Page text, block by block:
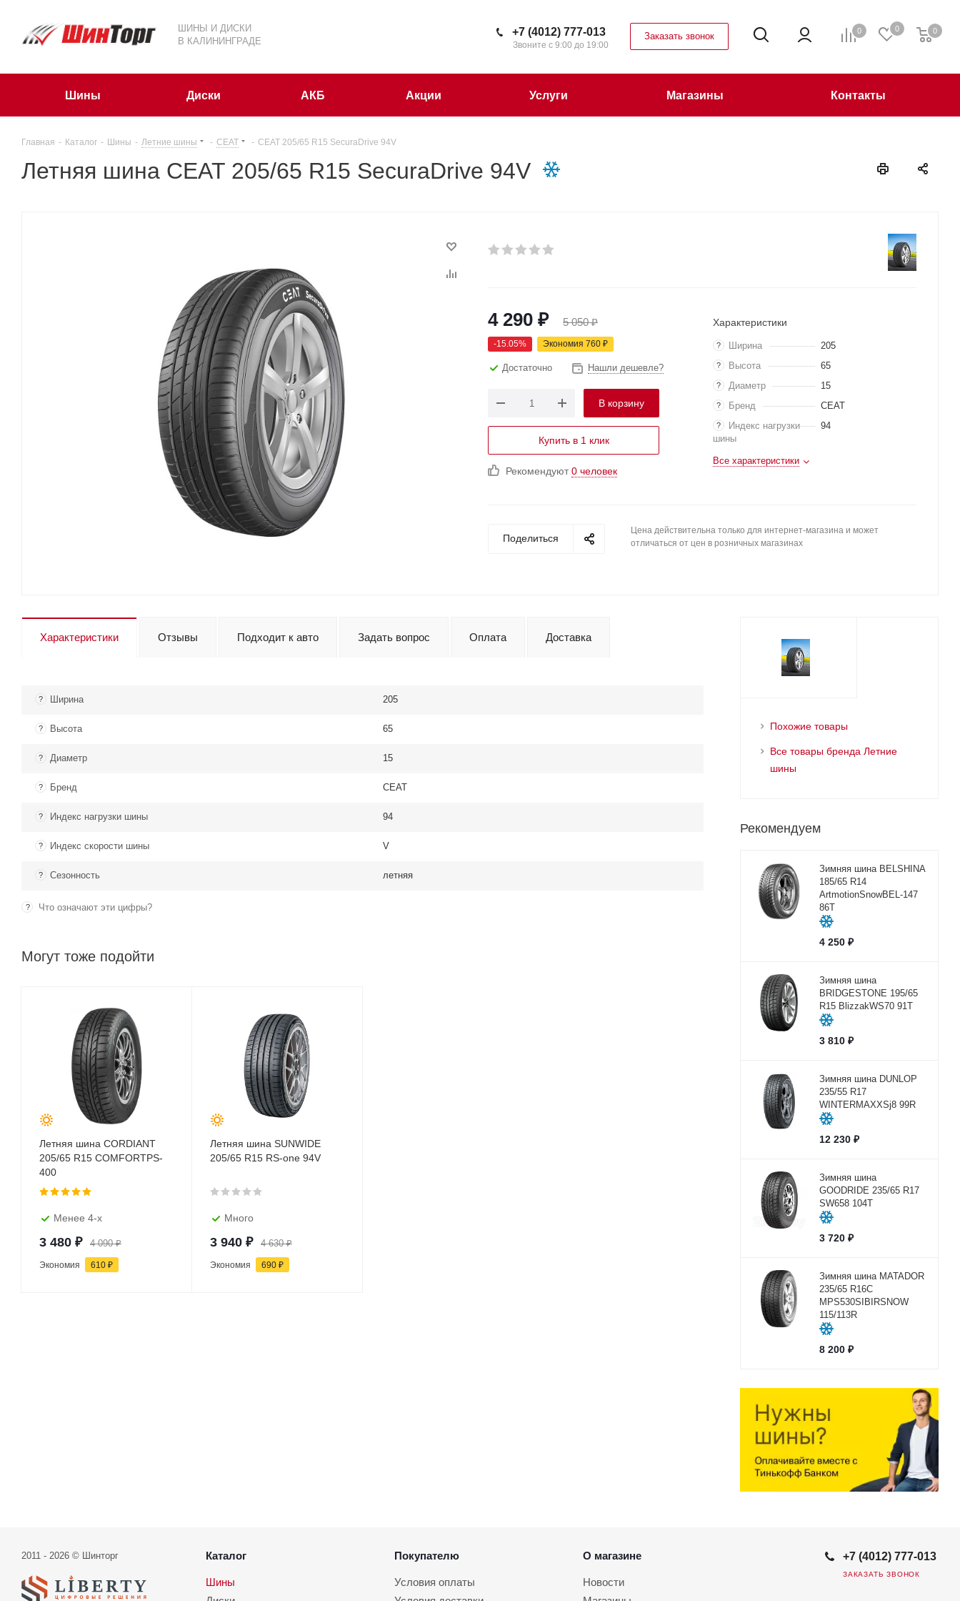
ШИНЫ И ДИСКИ
В КАЛИНИНГРАДЕ
0 0 0
+7 (4012) 777-013
Звоните с 9:00 до 19:00
Заказать звонок
Шины Диски АКБ Акции Услуги Магазины Контакты
Главная - Каталог - Шины - Летние шины - CEAT - CEAT 205/65 R15 SecuraDrive 94V
Летняя шина CEAT 205/65 R15 SecuraDrive 94V
4 290 ₽ 5 050₽
-15.05% Экономия 760 ₽
Достаточно Нашли дешевле?
В корзину
Купить в 1 клик
Рекомендуют0 человек
Характеристики
? Ширина 205
? Высота 65
? Диаметр 15
? Бренд CEAT
?
Индекс нагрузки
шины
94
Все характеристики
Поделиться
Цена действительна только для интернет-магазина и может
отличаться от цен в розничных магазинах
Характеристики Отзывы Подходит к авто Задать вопрос Оплата Доставка
? Ширина 205
? Высота 65
? Диаметр 15
? Бренд CEAT
? Индекс нагрузки шины 94
? Индекс скорости шины V
? Сезонность летняя
? Что означают эти цифры?
Могут тоже подойти
Летняя шина CORDIANT
205/65 R15 COMFORTPS-
400
Менее 4-х
3 480 ₽ 4 090₽
Экономия 610 ₽
Летняя шина SUNWIDE
205/65 R15 RS-one 94V
Много
3 940 ₽ 4 630₽
Экономия 690 ₽
Похожие товары
Все товары бренда Летние
шины
Рекомендуем
Зимняя шина BELSHINA
185/65 R14
ArtmotionSnowBEL-147
86T
4 250₽
Зимняя шина
BRIDGESTONE 195/65
R15 BlizzakWS70 91T
3 810₽
Зимняя шина DUNLOP
235/55 R17
WINTERMAXXSj8 99R
12 230₽
Зимняя шина
GOODRIDE 235/65 R17
SW658 104Т
3 720₽
Зимняя шина MATADOR
235/65 R16C
MPS530SIBIRSNOW
115/113R
8 200₽
2011 - 2026 © Шинторг Каталог
Шины
Покупателю
Условия оплаты
О магазине
Новости
+7 (4012) 777-013
ЗАКАЗАТЬ ЗВОНОК